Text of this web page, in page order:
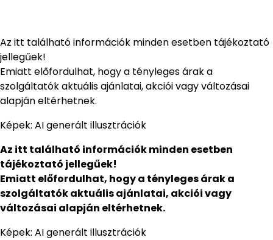
Az itt található információk minden esetben tájékoztató
jellegűek!
Emiatt előfordulhat, hogy a tényleges árak a
szolgáltatók aktuális ajánlatai, akciói vagy változásai
alapján eltérhetnek.
Képek: AI generált illusztrációk
Az itt található információk minden esetben
tájékoztató jellegűek!
Emiatt előfordulhat, hogy a tényleges árak a
szolgáltatók aktuális ajánlatai, akciói vagy
változásai alapján eltérhetnek.
Képek: AI generált illusztrációk